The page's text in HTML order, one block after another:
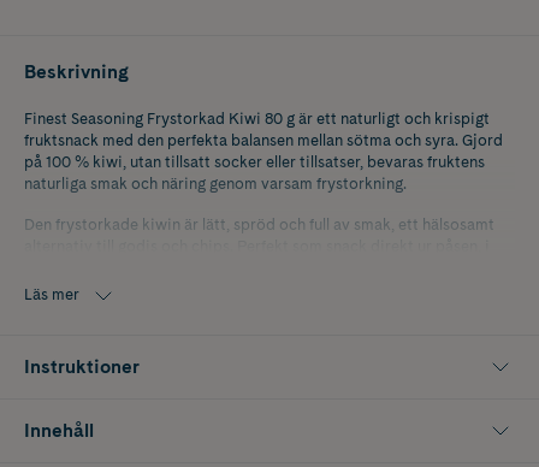
Beskrivning
Finest Seasoning Frystorkad Kiwi 80 g är ett naturligt och krispigt
fruktsnack med den perfekta balansen mellan sötma och syra. Gjord
på 100 % kiwi, utan tillsatt socker eller tillsatser, bevaras fruktens
naturliga smak och näring genom varsam frystorkning.
Den frystorkade kiwin är lätt, spröd och full av smak, ett hälsosamt
gott och naturligt.
Läs mer
Instruktioner
Innehåll